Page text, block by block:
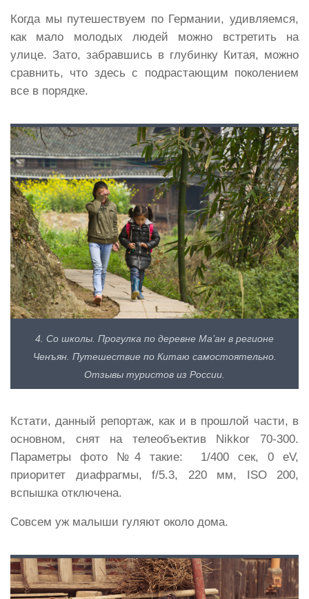
Когда мы путешествуем по Германии, удивляемся,
как мало молодых людей можно встретить на
улице. Зато, забравшись в глубинку Китая, можно
сравнить, что здесь с подрастающим поколением
все в порядке.
4. Со школы. Прогулка по деревне Ма’ан в регионе
Ченъян. Путешествие по Китаю самостоятельно.
Отзывы туристов из России.
Кстати, данный репортаж, как и в прошлой части, в
основном, снят на телеобъектив Nikkor 70-300.
Параметры фото №4 такие: 1/400 сек, 0 eV,
приоритет диафрагмы, f/5.3, 220 мм, ISO 200,
вспышка отключена.
Совсем уж малыши гуляют около дома.